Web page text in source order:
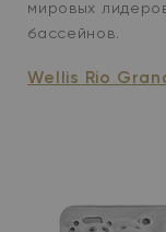
мировых
бассейнов.
Wellis Rio